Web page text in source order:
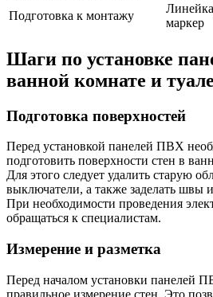
Подготовка к монтажу
маркер
Шаги по установке
ванной комнате и
Подготовка поверхностей
Перед установкой панелей ПВХ
подготовить поверхности стен в
Для этого следует удалить старую
выключатели, а также заделать швы
При необходимости проведения
обращаться к специалистам.
Измерение и разметка
Перед началом установки панелей
правильное измерение стен. Это